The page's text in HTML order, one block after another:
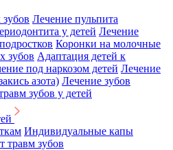
Лечение пульпита
у детей Лечение
Коронки на молочные
зубов Адаптация детей к
под наркозом детей Лечение
азота) Лечение зубов
зубов у детей
Индивидуальные капы
травм зубов